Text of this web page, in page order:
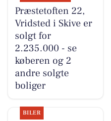
Præstetoften 22,
Vridsted i Skive er
solgt for
2.235.000 - se
køberen og 2
andre solgte
boliger
BILER